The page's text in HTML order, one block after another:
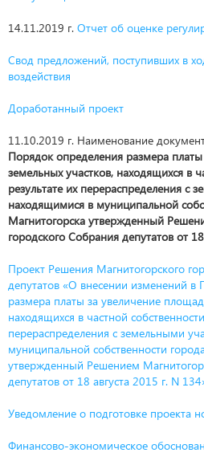
14.11.2019 г. Отчет об оценке
Свод предложений, поступивших в
воздействия
Доработанный проект
11.10.2019 г. Наименование
Порядок определения размера
земельных участков, находящихся в
результате их перераспределения с
находящимися в муниципальной
Магнитогорска утвержденный
городского Собрания депутатов от
Проект Решения Магнитогорского
депутатов «О внесении изменений в
размера платы за увеличение
находящихся в частной
перераспределения с земельными
муниципальной собственности
утвержденный Решением
депутатов от 18 августа 2015 г. N
Уведомление о подготовке проекта
Финансово-экономическое